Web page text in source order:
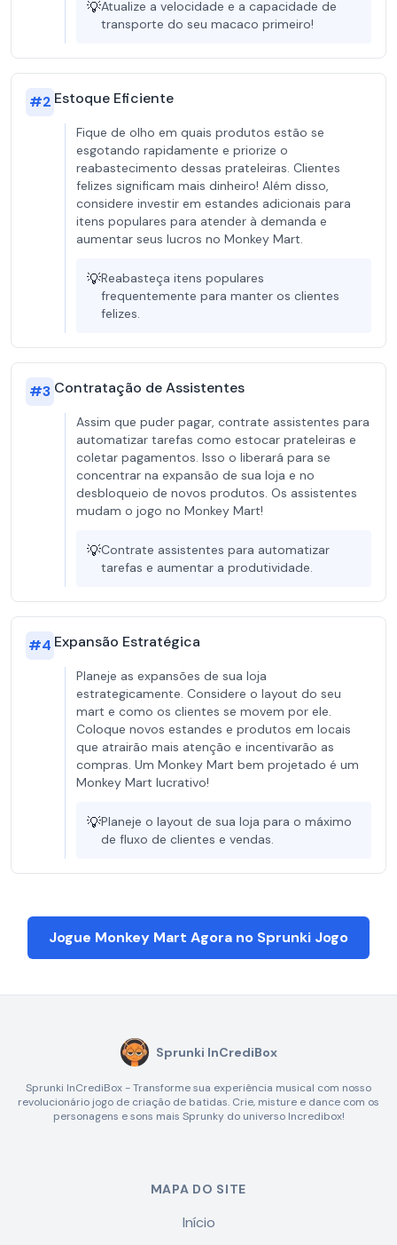
💡Atualize a velocidade e a capacidade de
transporte do seu macaco primeiro!
#2 Estoque Eficiente
Fique de olho em quais produtos estão se
esgotando rapidamente e priorize o
reabastecimento dessas prateleiras. Clientes
felizes significam mais dinheiro! Além disso,
considere investir em estandes adicionais para
itens populares para atender à demanda e
aumentar seus lucros no Monkey Mart.
💡Reabasteça itens populares
frequentemente para manter os clientes
felizes.
#3 Contratação de Assistentes
Assim que puder pagar, contrate assistentes para
automatizar tarefas como estocar prateleiras e
coletar pagamentos. Isso o liberará para se
concentrar na expansão de sua loja e no
desbloqueio de novos produtos. Os assistentes
mudam o jogo no Monkey Mart!
💡Contrate assistentes para automatizar
tarefas e aumentar a produtividade.
#4 Expansão Estratégica
Planeje as expansões de sua loja
estrategicamente. Considere o layout do seu
mart e como os clientes se movem por ele.
Coloque novos estandes e produtos em locais
que atrairão mais atenção e incentivarão as
compras. Um Monkey Mart bem projetado é um
Monkey Mart lucrativo!
💡Planeje o layout de sua loja para o máximo
de fluxo de clientes e vendas.
Jogue Monkey Mart Agora no Sprunki Jogo
Sprunki InCrediBox
Sprunki InCrediBox - Transforme sua experiência musical com nosso
revolucionário jogo de criação de batidas. Crie, misture e dance com os
personagens e sons mais Sprunky do universo Incredibox!
MAPA DO SITE
Início